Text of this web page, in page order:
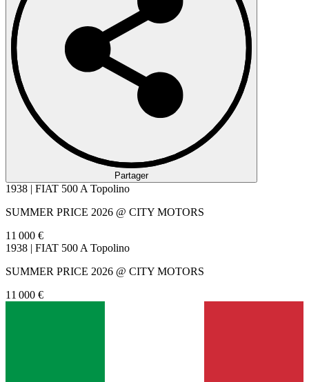
Partager
1938 | FIAT 500 A Topolino
SUMMER PRICE 2026 @ CITY MOTORS
11 000 €
1938 | FIAT 500 A Topolino
SUMMER PRICE 2026 @ CITY MOTORS
11 000 €